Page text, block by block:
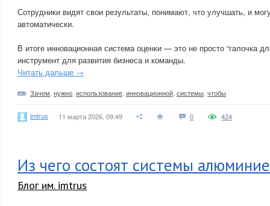
Сотрудники видят свои результаты, понимают, что улучшать, и
автоматически.
В итоге инновационная система оценки — это не просто “галочка
инструмент для развития бизнеса и команды.
Читать дальше →
Зачем нужно использование инновационной системы чтобы
imtrus 11 марта 2026, 09:49 0 424
Из чего состоят системы
Блог им. imtrus